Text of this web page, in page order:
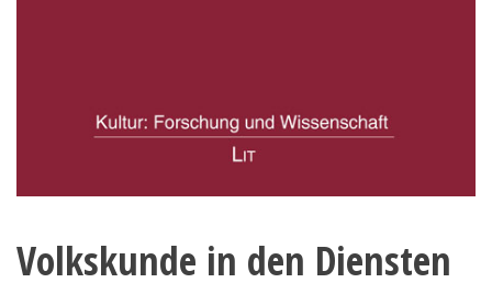
Volkskunde in den Diensten